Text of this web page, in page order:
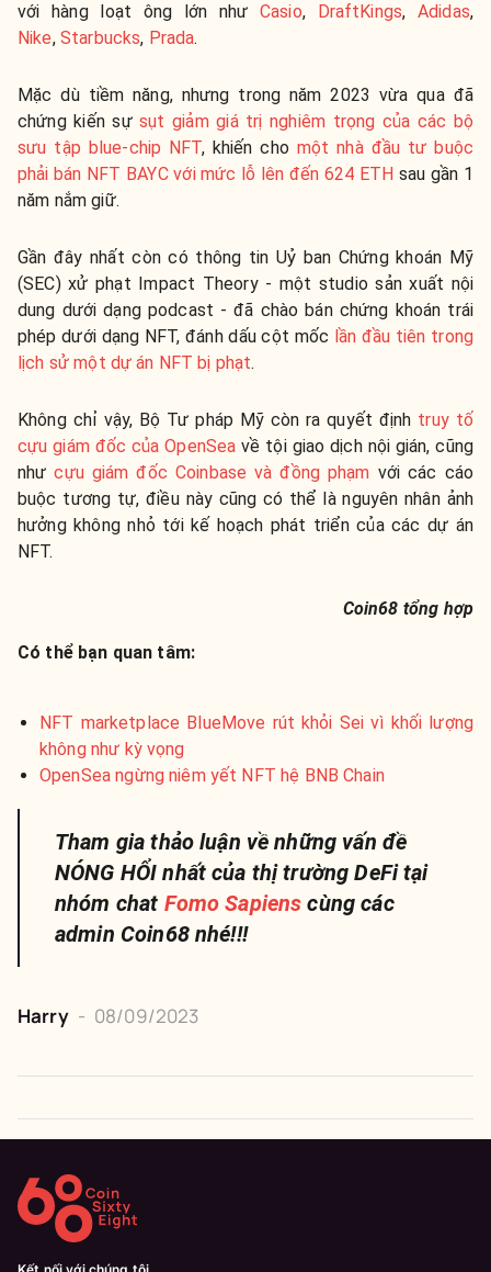
với hàng loạt ông lớn như Casio, DraftKings, Adidas,
Nike, Starbucks, Prada.
Mặc dù tiềm năng, nhưng trong năm 2023 vừa qua đã
chứng kiến sựsụt giảm giá trị nghiêm trọng của các bộ
sưu tập blue-chip NFT, khiến cho một nhà đầu tư buộc
phải bán NFT BAYC với mức lỗ lên đến 624 ETH sau gần 1
năm nắm giữ.
Gần đây nhất còn có thông tin Uỷ ban Chứng khoán Mỹ
(SEC) xử phạt Impact Theory - một studio sản xuất nội
dung dưới dạng podcast - đã chào bán chứng khoán trái
phép dưới dạng NFT, đánh dấu cột mốc lần đầu tiên trong
lịch sử một dự án NFT bị phạt.
Không chỉ vậy, Bộ Tư pháp Mỹ còn ra quyết định truy tố
cựu giám đốc của OpenSea về tội giao dịch nội gián, cũng
nhưcựu giám đốc Coinbase và đồng phạm với các cáo
buộc tương tự, điều này cũng có thể là nguyên nhân ảnh
hưởng không nhỏ tới kế hoạch phát triển của các dự án
NFT.
Coin68 tổng hợp
Có thể bạn quan tâm:
NFT marketplace BlueMove rút khỏi Sei vì khối lượng
không như kỳ vọng
OpenSea ngừng niêm yết NFT hệ BNB Chain
Tham gia thảo luận về những vấn đề
NÓNG HỔI nhất của thị trường DeFi tại
nhóm chat Fomo Sapiens cùng các
admin Coin68 nhé!!!
Harry - 08/09/2023